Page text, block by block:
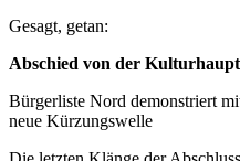
Gesagt, getan:
Abschied von der
Bürgerliste Nord demonstriert
neue Kürzungswelle